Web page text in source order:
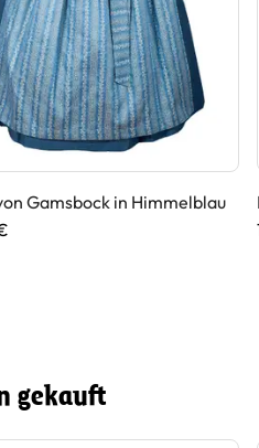
Gamsbock in Himmelblau
gekauft